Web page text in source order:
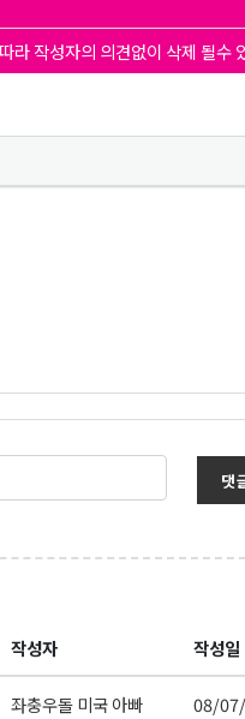
작성자의 의견없이 삭제 될수
댓
작성자 작성일
좌충우돌 미국 아빠 08/